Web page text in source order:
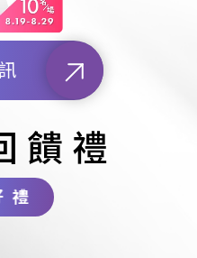
饋禮
禮